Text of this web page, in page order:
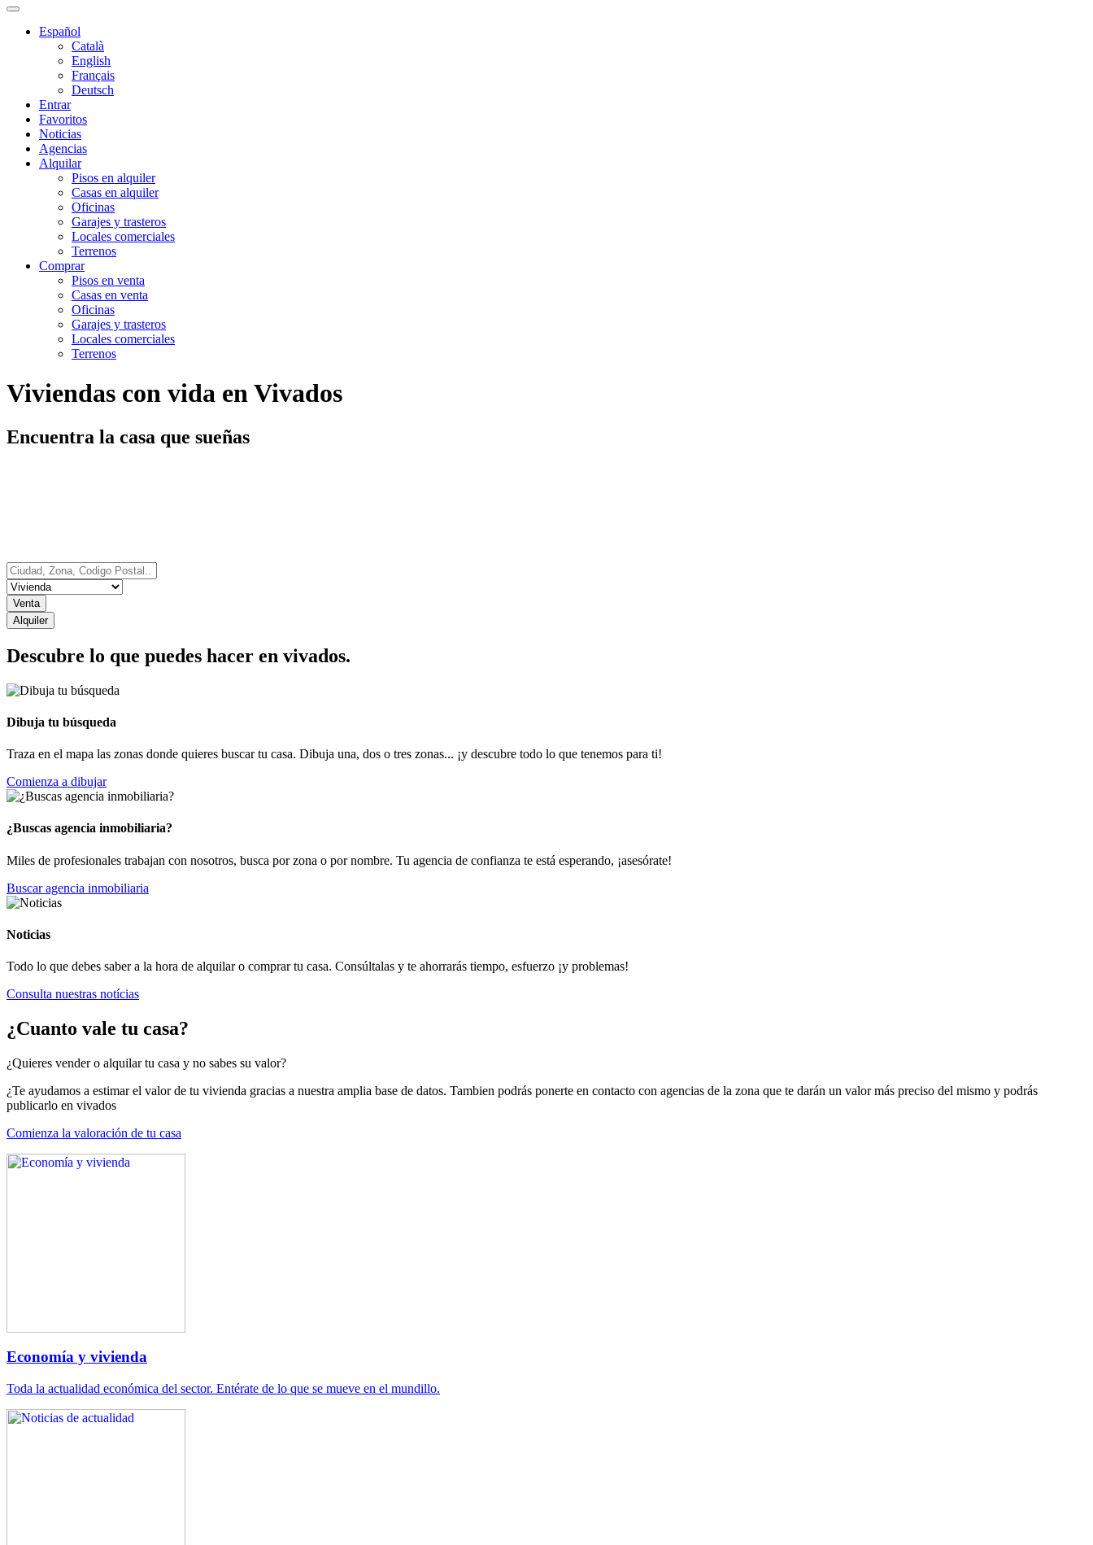
Español
Català
English
Français
Deutsch
Entrar
Favoritos
Noticias
Agencias
Alquilar
Pisos en alquiler
Casas en alquiler
Oficinas
Garajes y trasteros
Locales comerciales
Terrenos
Comprar
Pisos en venta
Casas en venta
Oficinas
Garajes y trasteros
Locales comerciales
Terrenos
Viviendas con vida en Vivados
Encuentra la casa que sueñas
Venta
Alquiler
Descubre lo que puedes hacer en vivados.
Dibuja tu búsqueda
Traza en el mapa las zonas donde quieres buscar tu casa. Dibuja una, dos o tres zonas... ¡y descubre todo lo que tenemos para ti!
Comienza a dibujar
¿Buscas agencia inmobiliaria?
Miles de profesionales trabajan con nosotros, busca por zona o por nombre. Tu agencia de confianza te está esperando, ¡asesórate!
Buscar agencia inmobiliaria
Noticias
Todo lo que debes saber a la hora de alquilar o comprar tu casa. Consúltalas y te ahorrarás tiempo, esfuerzo ¡y problemas!
Consulta nuestras notícias
¿Cuanto vale tu casa?
¿Quieres vender o alquilar tu casa y no sabes su valor?
¿Te ayudamos a estimar el valor de tu vivienda gracias a nuestra amplia base de datos. Tambien podrás ponerte en contacto con agencias de la zona que te darán un valor más preciso del mismo y podrás
publicarlo en vivados
Comienza la valoración de tu casa
Economía y vivienda
Toda la actualidad económica del sector. Entérate de lo que se mueve en el mundillo.